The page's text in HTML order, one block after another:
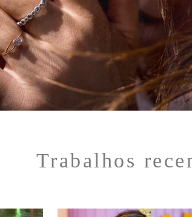
Trabalhos